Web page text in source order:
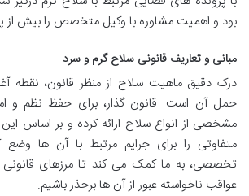
بود و اهمیت مشاوره با وکیل متخصص را بیش از
مبانی و تعاریف قانونی سلاح گرم و سرد
درک دقیق ماهیت سلاح از منظر قانون، نقطه
حمل آن است. قانون گذار، برای حفظ نظم و
مشخصی از انواع سلاح ارائه کرده و بر اساس
متفاوتی را برای جرایم مرتبط با آن ها
تخصصی، به ما کمک می کند تا مرزهای قانونی
عواقب ناخواسته عبور از آن ها برحذر باشیم.